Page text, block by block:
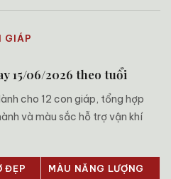
GIÁP
15/06/2026 theo tuổi
cho 12 con giáp, tổng hợp
và màu sắc hỗ trợ vận khí
ĐẸP MÀU NĂNG LƯỢNG